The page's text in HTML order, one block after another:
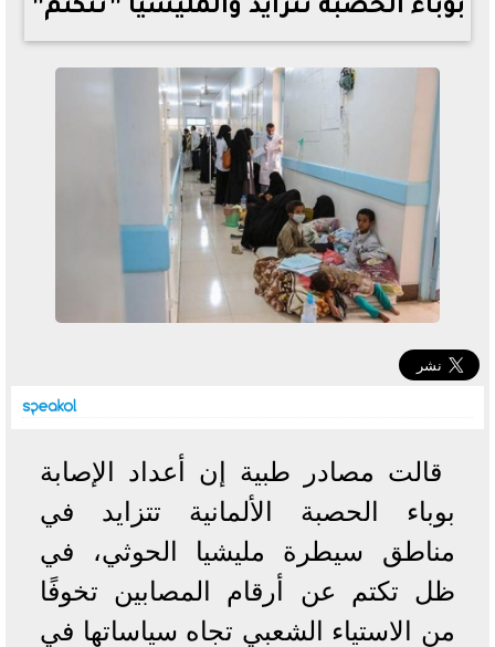
تصرف مثير من ميسي ونجوم الأرجنتين قبل مواجهة مصر
تحسن حالة فضل شاكر الصحية وخروجه من المستشفى |
تفاصيل
أسعار الحديد والأسمنت اليوم الإثنين 6 - 7 - 2026
بوباء الحصبة تتزايد والمليشيا ”تتكتم”
قالت مصادر طبية إن أعداد الإصابة
بوباء الحصبة الألمانية تتزايد في
مناطق سيطرة مليشيا الحوثي، في
ظل تكتم عن أرقام المصابين تخوفًا
من الاستياء الشعبي تجاه سياساتها في